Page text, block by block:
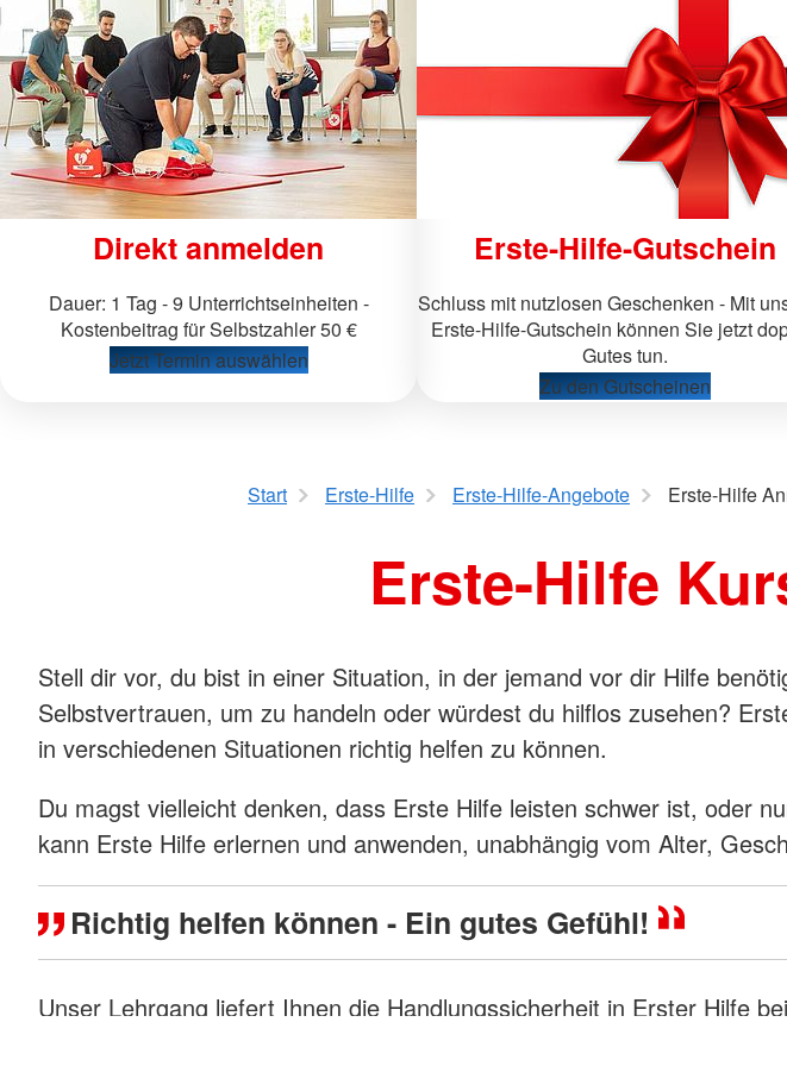
Direkt anmelden
Dauer: 1 Tag - 9 Unterrichtseinheiten -
Kostenbeitrag für Selbstzahler 50 €
Jetzt Termin auswählen
Erste-Hilfe-Gutschein
Schluss mit nutzlosen Geschenken - Mit
Erste-Hilfe-Gutschein können Sie jetzt
Gutes tun.
Zu den Gutscheinen
Start Erste-Hilfe Erste-Hilfe-Angebote Erste-Hilfe
Erste-Hilfe
Stell dir vor, du bist in einer Situation, in der jemand vor dir Hilfe
Selbstvertrauen, um zu handeln oder würdest du hilflos zusehen?
in verschiedenen Situationen richtig helfen zu können.
Du magst vielleicht denken, dass Erste Hilfe leisten schwer ist, oder
kann Erste Hilfe erlernen und anwenden, unabhängig vom Alter,
Richtig helfen können - Ein gutes Gefühl!
Unser Lehrgang liefert Ihnen die Handlungssicherheit in Erster Hilfe